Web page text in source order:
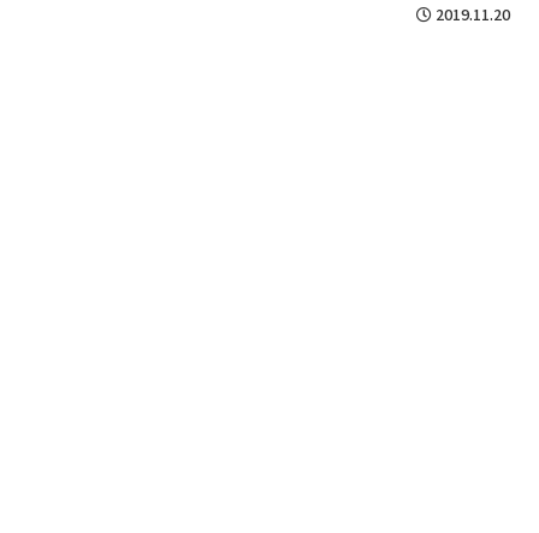
2019.11.20